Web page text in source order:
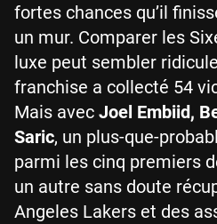
fortes chances qu’il
un mur. Comparer les
luxe peut sembler
franchise a collecté 54
Mais avec Joel Embiid,
Saric, un plus-que-
parmi les cinq premiers
un autre sans doute
Angeles Lakers et des